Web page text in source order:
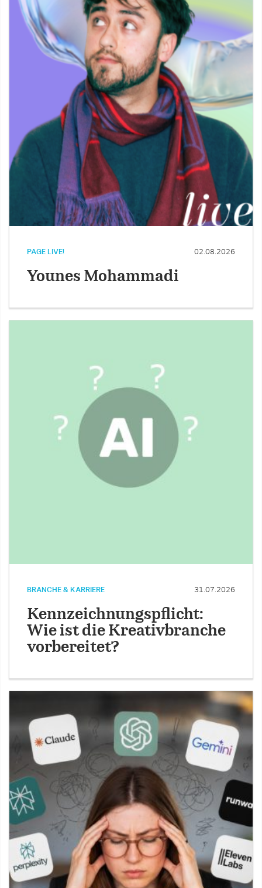
PAGE LIVE! 02.08.2026
Younes Mohammadi
BRANCHE & KARRIERE 31.07.2026
Kennzeichnungspflicht:
Wie ist die Kreativbranche
vorbereitet?